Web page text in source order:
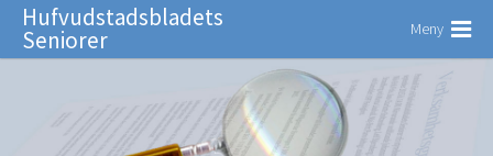
Hufvudstadsbladets
Seniorer Meny